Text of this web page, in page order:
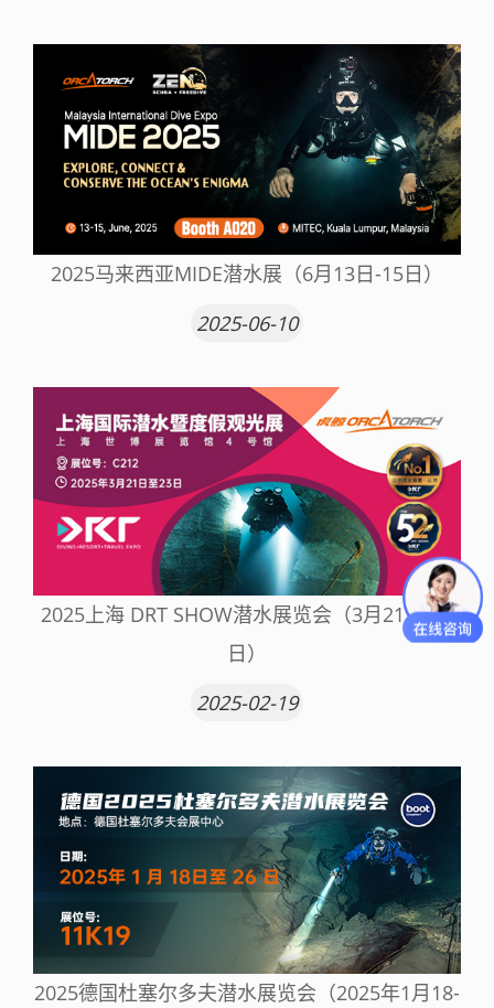
2025马来西亚MIDE潜水展（6月13日-15日）
2025-06-10
2025上海 DRT SHOW潜水展览会（3月21日-23
日）
2025-02-19
2025德国杜塞尔多夫潜水展览会（2025年1月18-